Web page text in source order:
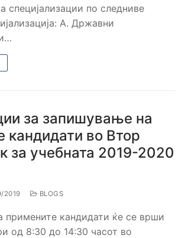
специјализации по следниве
А. Државни
за запишување на
кандидати во Втор
за учебната 2019-2020
2019 BLOGS
примените кандидати ќе се врши
од 8:30 до 14:30 часот во